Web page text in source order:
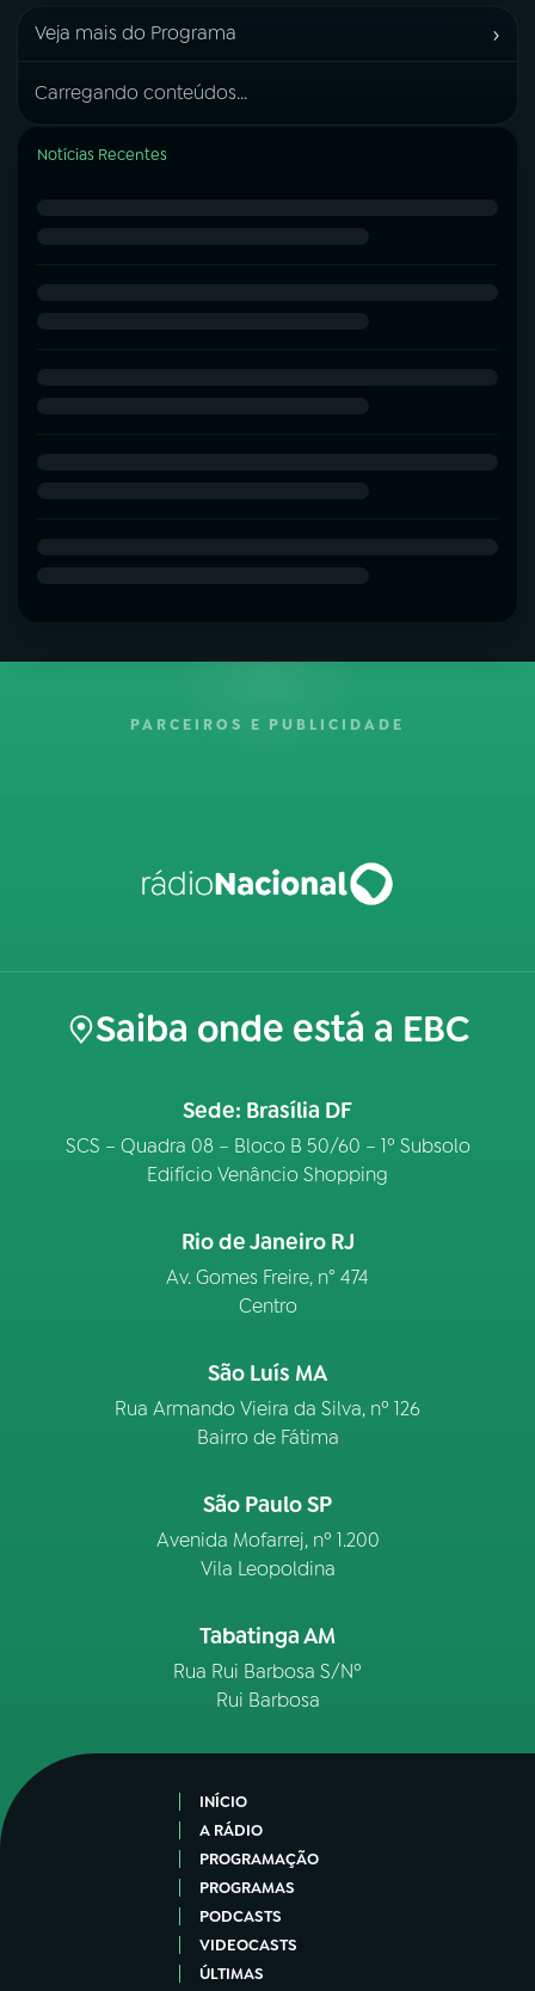
Veja mais do Programa ›
Carregando conteúdos...
Notícias Recentes
PARCEIROS E PUBLICIDADE
Saiba onde está a EBC
Sede: Brasília DF
SCS – Quadra 08 – Bloco B 50/60 – 1º Subsolo
Edifício Venâncio Shopping
Rio de Janeiro RJ
Av. Gomes Freire, n° 474
Centro
São Luís MA
Rua Armando Vieira da Silva, nº 126
Bairro de Fátima
São Paulo SP
Avenida Mofarrej, nº 1.200
Vila Leopoldina
Tabatinga AM
Rua Rui Barbosa S/Nº
Rui Barbosa
INÍCIO
A RÁDIO
PROGRAMAÇÃO
PROGRAMAS
PODCASTS
VIDEOCASTS
ÚLTIMAS